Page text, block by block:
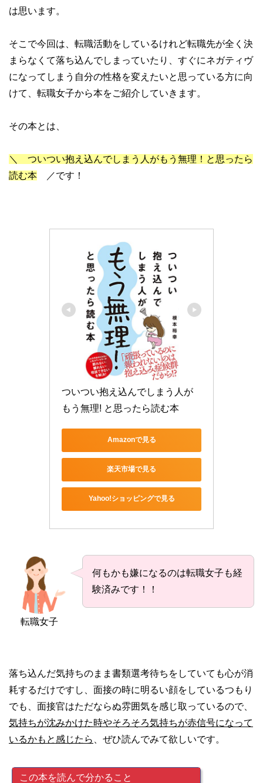
は思います。
そこで今回は、転職活動をしているけれど転職先が全く決
まらなくて落ち込んでしまっていたり、すぐにネガティヴ
になってしまう自分の性格を変えたいと思っている方に向
けて、転職女子から本をご紹介していきます。
その本とは、
＼ ついつい抱え込んでしまう人がもう無理！と思ったら
読む本 ／です！
ついつい抱え込んでしまう人が
もう無理! と思ったら読む本
Amazonで見る
楽天市場で見る
Yahoo!ショッピングで見る
転職女子
何もかも嫌になるのは転職女子も経
験済みです！！
落ち込んだ気持ちのまま書類選考待ちをしていても心が消
耗するだけですし、面接の時に明るい顔をしているつもり
でも、面接官はただならぬ雰囲気を感じ取っているので、
気持ちが沈みかけた時やそろそろ気持ちが赤信号になって
いるかもと感じたら
、ぜひ読んでみて欲しいです。
この本を読んで分かること